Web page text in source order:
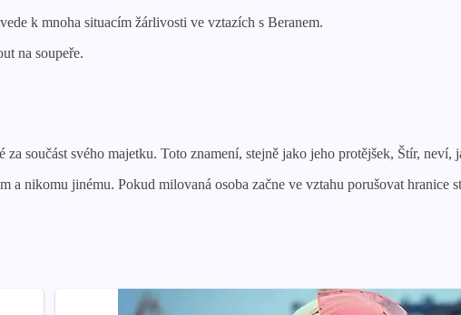
k mnoha situacím žárlivosti ve vztazích s Beranem.
na soupeře.
součást svého majetku. Toto znamení, stejně jako jeho protějšek, Štír, neví,
nikomu jinému. Pokud milovaná osoba začne ve vztahu porušovat hranice